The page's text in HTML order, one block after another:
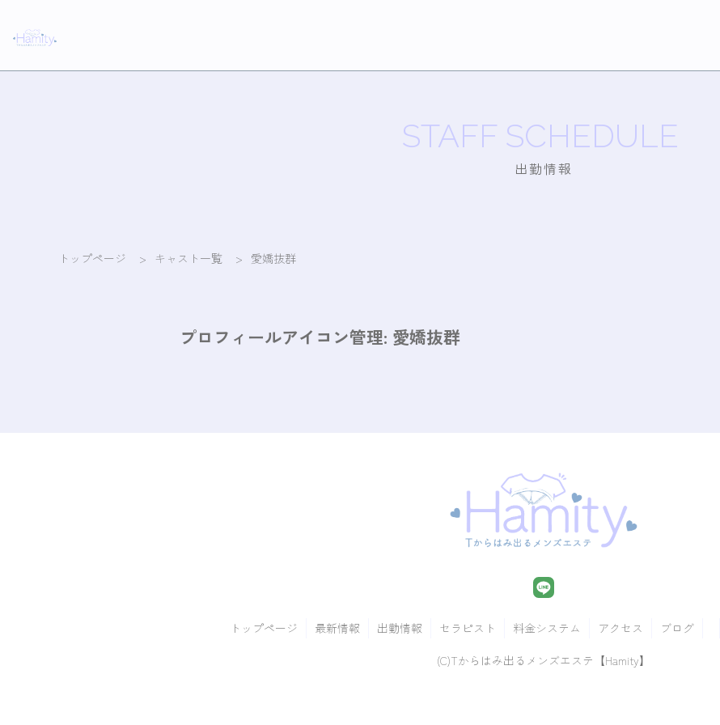
出勤情報
STAFF SCHEDULE
トップページ > キャスト一覧 > 愛嬌抜群
プロフィールアイコン管理: 愛嬌抜群
トップページ 最新情報 出勤情報 セラピスト 料金システム アクセス ブログ
(C)Tからはみ出るメンズエステ【Hamity】